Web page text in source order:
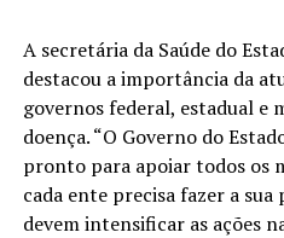
A secretária da Saúde do
destacou a importância da
governos federal, estadual e
doença. “O Governo do
pronto para apoiar todos os
cada ente precisa fazer a
devem intensificar as ações